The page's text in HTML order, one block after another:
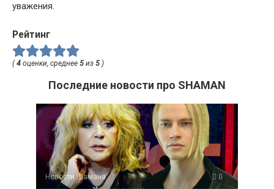
уважения.
Рейтинг
( 4 оценки, среднее 5 из 5 )
Последние новости про SHAMAN
Новости Шамана 0